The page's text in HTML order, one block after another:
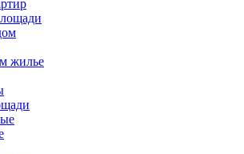
жилье